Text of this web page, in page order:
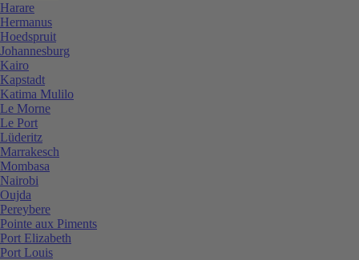
Harare
Hermanus
Hoedspruit
Johannesburg
Kairo
Kapstadt
Katima Mulilo
Le Morne
Le Port
Lüderitz
Marrakesch
Mombasa
Nairobi
Oujda
Pereybere
Pointe aux Piments
Port Elizabeth
Port Louis